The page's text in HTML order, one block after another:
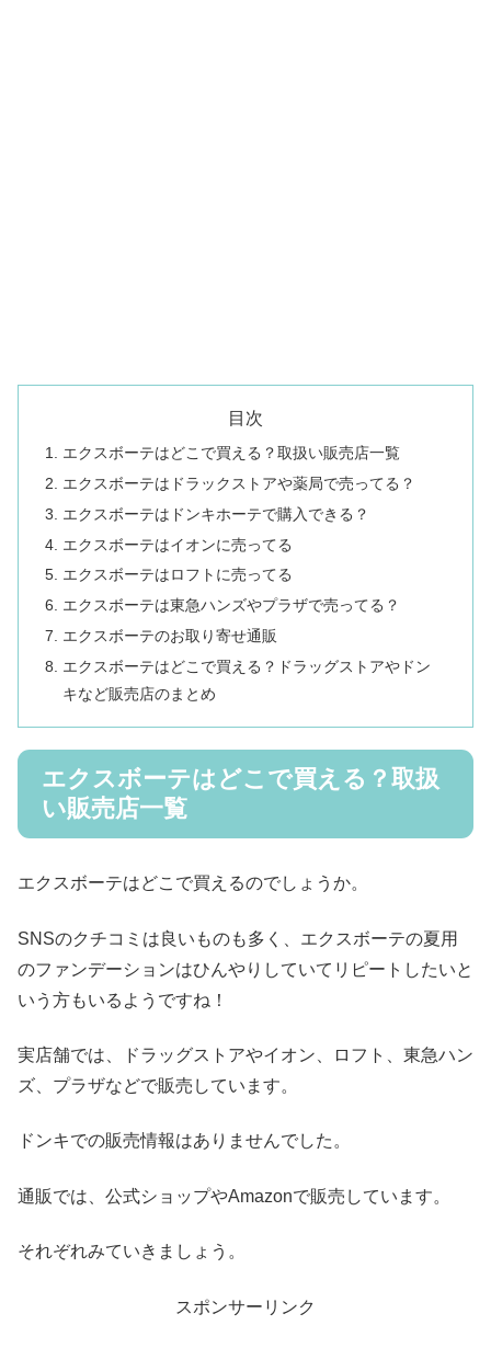
目次
エクスボーテはどこで買える？取扱い販売店一覧
エクスボーテはドラックストアや薬局で売ってる？
エクスボーテはドンキホーテで購入できる？
エクスボーテはイオンに売ってる
エクスボーテはロフトに売ってる
エクスボーテは東急ハンズやプラザで売ってる？
エクスボーテのお取り寄せ通販
エクスボーテはどこで買える？ドラッグストアやドン
キなど販売店のまとめ
エクスボーテはどこで買える？取扱
い販売店一覧
エクスボーテはどこで買えるのでしょうか。
SNSのクチコミは良いものも多く、エクスボーテの夏用
のファンデーションはひんやりしていてリピートしたいと
いう方もいるようですね！
実店舗では、ドラッグストアやイオン、ロフト、東急ハン
ズ、プラザなどで販売しています。
ドンキでの販売情報はありませんでした。
通販では、公式ショップやAmazonで販売しています。
それぞれみていきましょう。
スポンサーリンク